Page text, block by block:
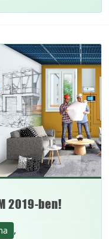
2019-ben!
,